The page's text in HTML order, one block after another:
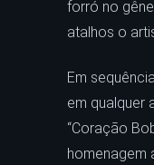
forró no
atalhos o
Em
em qualquer
“Coração
homenagem